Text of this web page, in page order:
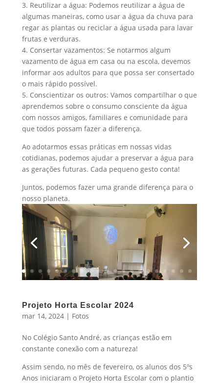
3. Reutilizar a água: Podemos reutilizar a água de
algumas maneiras, como usar a água da chuva para
regar as plantas ou reciclar a água usada para lavar
frutas e verduras.
4. Consertar vazamentos: Se notarmos algum
vazamento de água em casa ou na escola, devemos
informar aos adultos para que possa ser consertado
o mais rápido possível.
5. Conscientizar os outros: Vamos compartilhar o que
aprendemos sobre o consumo consciente da água
com nossos amigos, familiares e comunidade para
que todos possam fazer a diferença.
Ao adotarmos essas práticas em nossas vidas
cotidianas, podemos ajudar a preservar a água para
as gerações futuras. Cada pequeno gesto conta!
Juntos, podemos fazer uma grande diferença para o
nosso planeta.
Projeto Horta Escolar 2024
mar 14, 2024| Fotos
No Colégio Santo André, as crianças estão em
constante conexão com a natureza!
Assim sendo, no mês de fevereiro, os alunos dos 5ºs
Anos iniciaram o Projeto Horta Escolar com o plantio